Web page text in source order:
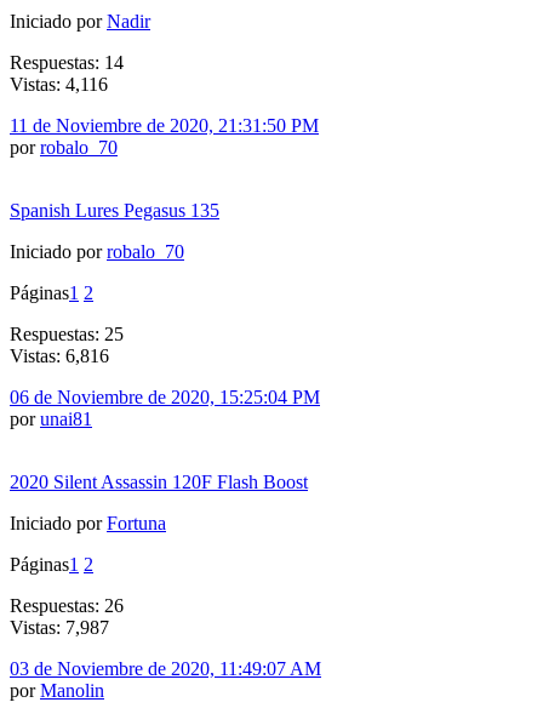
Iniciado porNadir
Respuestas: 14
Vistas: 4,116
11 de Noviembre de 2020, 21:31:50 PM
porrobalo_70
Spanish Lures Pegasus 135
Iniciado porrobalo_70
Páginas1 2
Respuestas: 25
Vistas: 6,816
06 de Noviembre de 2020, 15:25:04 PM
porunai81
2020 Silent Assassin 120F Flash Boost
Iniciado porFortuna
Páginas1 2
Respuestas: 26
Vistas: 7,987
03 de Noviembre de 2020, 11:49:07 AM
porManolin